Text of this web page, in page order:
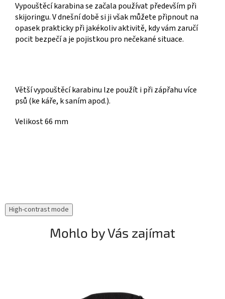
Vypouštěcí karabina se začala používat především při
skijoringu.V dnešní době si ji však můžete připnout na
opasek prakticky při jakékoliv aktivitě, kdy vám zaručí
pocit bezpečí a je pojistkou pro nečekané situace.
Větší vypouštěcí karabinu lze použít i při zápřahu více
psů (ke káře, k saním apod.).
Velikost 66 mm
High-contrast mode
Mohlo by Vás zajímat